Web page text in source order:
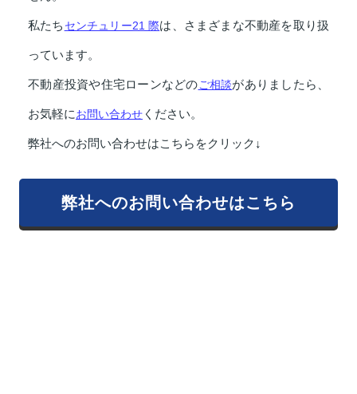
私たち センチュリー21 際は、さまざまな不動産を取り扱
っています。
不動産投資や住宅ローンなどのご相談がありましたら、
お気軽にお問い合わせ ください。
弊社へのお問い合わせはこちらをクリック↓
弊社へのお問い合わせはこちら